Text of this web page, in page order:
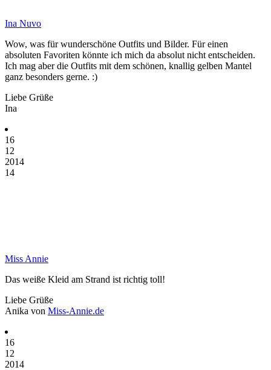
Ina Nuvo
Wow, was für wunderschöne Outfits und Bilder. Für einen
absoluten Favoriten könnte ich mich da absolut nicht entscheiden.
Ich mag aber die Outfits mit dem schönen, knallig gelben Mantel
ganz besonders gerne. :)
Liebe Grüße
Ina
16
12
2014
14
Miss Annie
Das weiße Kleid am Strand ist richtig toll!
Liebe Grüße
Anika von Miss-Annie.de
16
12
2014